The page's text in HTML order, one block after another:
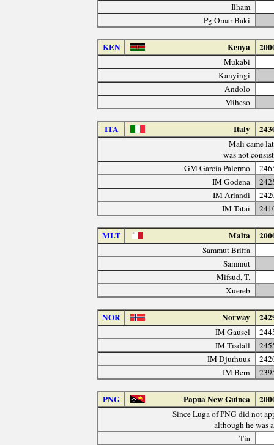
Ilham
Pg Omar Baki
KEN Kenya
Mukabi
Kanyingi
Andolo
Miheso
ITA Italy
Mali came
was not
GM García Palermo
IM Godena
IM Arlandi
IM Tatai
MLT Malta
Sammut Briffa
Sammut
Mifsud, T.
Xuereb
NOR Norway
IM Gausel
IM Tisdall
IM Djurhuus
IM Bern
PNG Papua New Guinea
Since Luga of PNG did not
although he was
Tia